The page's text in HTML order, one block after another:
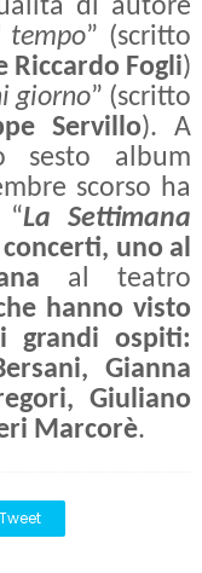
di autore
tempo” (scritto
Riccardo Fogli)
giorno” (scritto
Servillo). A
sesto album
scorso ha
“La Settimana
uno al
al teatro
hanno visto
grandi ospiti:
Gianna
Giuliano
Marcorè.
Tweet